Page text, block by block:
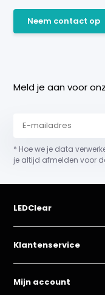
Neem contact op
Meld je aan voor
* Hoe we je data
je altijd afmelden voor
LEDClear
Klantenservice
Mijn account